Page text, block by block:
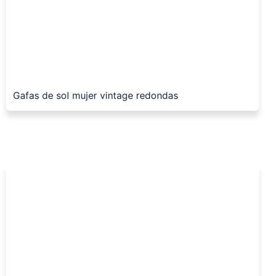
Gafas de sol mujer vintage redondas